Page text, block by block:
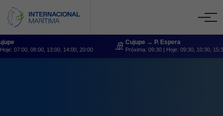
07:00, 08:00, 13:00, 14:00, 20:00
Cujupe → P. Espera
Próxima:09:30 | Hoje: 09:30, 10:30, 15:30,